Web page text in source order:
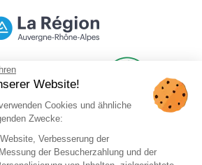
Website!
Cookies und ähnliche
Zwecke:
Verbesserung der
der Besucherzahlung und der